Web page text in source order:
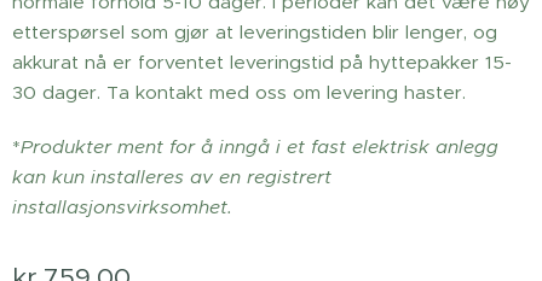
etterspørsel som gjør at leveringstiden blir lenger, og
akkurat nå er forventet leveringstid på hyttepakker 15-
30 dager. Ta kontakt med oss om levering haster.
*Produkter ment for å inngå i et fast elektrisk anlegg
kan kun installeres av en registrert
installasjonsvirksomhet.